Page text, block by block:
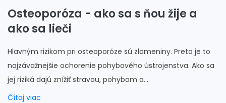
Osteoporóza - ako sa s ňou žije a
ako sa lieči
Hlavným rizikom pri osteoporóze sú zlomeniny. Preto je to
najzávažnejšie ochorenie pohybového ústrojenstva. Ako sa
jej riziká dajú znížiť stravou, pohybom a...
Čítaj viac